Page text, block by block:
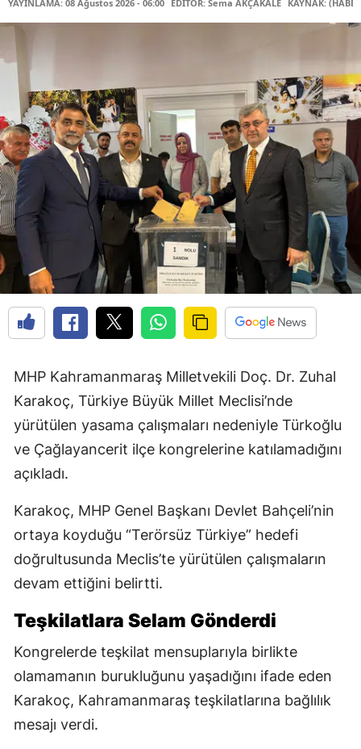
YAYINLAMA: 08 Ağustos 2026 - 06:00 EDİTÖR: Sema AKÇAKALE KAYNAK:
MHP Kahramanmaraş Milletvekili Doç. Dr. Zuhal
Karakoç, Türkiye Büyük Millet Meclisi’nde
yürütülen yasama çalışmaları nedeniyle Türkoğlu
ve Çağlayancerit ilçe kongrelerine katılamadığını
açıkladı.
Karakoç, MHP Genel Başkanı Devlet Bahçeli’nin
ortaya koyduğu “Terörsüz Türkiye” hedefi
doğrultusunda Meclis’te yürütülen çalışmaların
devam ettiğini belirtti.
Teşkilatlara Selam Gönderdi
Kongrelerde teşkilat mensuplarıyla birlikte
olamamanın burukluğunu yaşadığını ifade eden
Karakoç, Kahramanmaraş teşkilatlarına bağlılık
mesajı verdi.